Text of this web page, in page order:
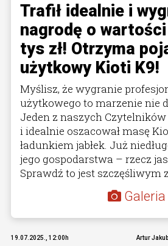
Trafił idealnie i
nagrodę o
tys zł! Otrzyma
użytkowy Kioti K9!
Myślisz, że wygranie
użytkowego to marzenie nie
Jeden z naszych
i idealnie oszacował masę
ładunkiem jabłek. Już
jego gospodarstwa – rzecz
Sprawdź to jest szczęśliwym
Galeria
19.07.2025., 12:00h Artur